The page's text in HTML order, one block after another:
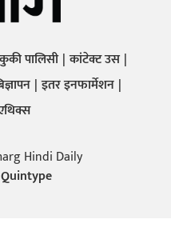
कुकी पालिसी कांटेक्ट उस
इतर इनफार्मेशन
Hindi Daily
Quintype